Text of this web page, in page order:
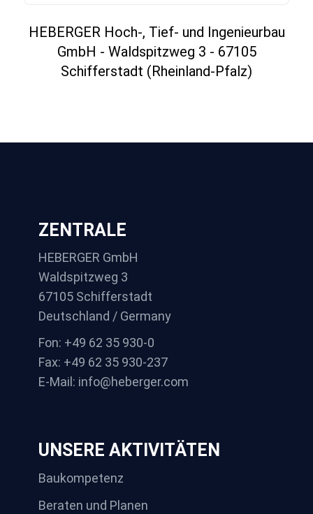
HEBERGER Hoch-, Tief- und Ingenieurbau
GmbH - Waldspitzweg 3 - 67105
Schifferstadt (Rheinland-Pfalz)
ZENTRALE
HEBERGER GmbH
Waldspitzweg 3
67105 Schifferstadt
Deutschland / Germany
Fon: +49 62 35 930-0
Fax: +49 62 35 930-237
E-Mail: info@heberger.com
UNSERE AKTIVITÄTEN
Baukompetenz
Beraten und Planen